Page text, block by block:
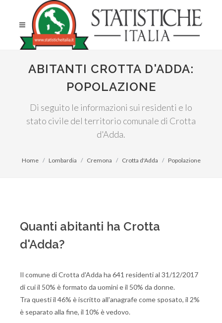
ABITANTI CROTTA D'ADDA:
POPOLAZIONE
Di seguito le informazioni sui residenti e lo
stato civile del territorio comunale di Crotta
d'Adda.
Home Lombardia Cremona Crotta d'Adda Popolazione
Quanti abitanti ha Crotta
d'Adda?
Il comune di Crotta d'Adda ha 641 residenti al 31/12/2017
di cui il 50% è formato da uomini e il 50% da donne.
Tra questi il 46% è iscritto all'anagrafe come sposato, il 2%
è separato alla fine, il 10% è vedovo.